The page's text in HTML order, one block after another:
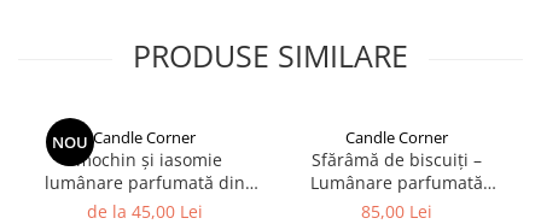
PRODUSE SIMILARE
NOU Candle Corner
Smochin și iasomie
lumânare parfumată din
ceară naturală de soia în
de la 45,00 Lei
Candle Corner
Sfărâmă de biscuiți –
Lumânare parfumată
handmade 150 g
85,00 Lei